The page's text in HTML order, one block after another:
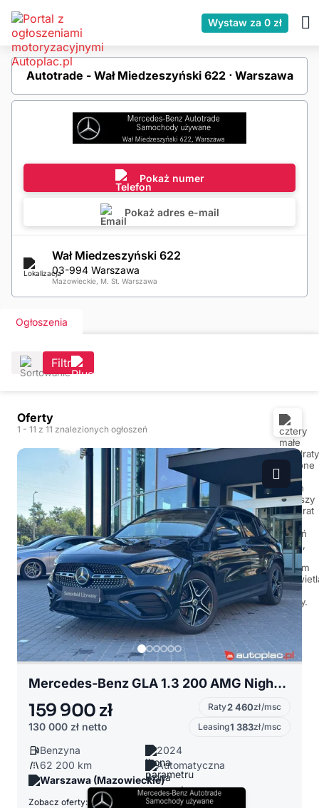
Wystaw za 0 zł
Autotrade - Wał Miedzeszyński 622 ⋅ Warszawa
Pokaż numer
Pokaż adres e-mail
Wał Miedzeszyński 622
03-994 Warszawa
Mazowieckie, M. St. Warszawa
Ogłoszenia
Filtr
Oferty
1 - 11 z 11 znalezionych ogłoszeń
Mercedes-Benz GLA 1.3 200 AMG Night Pakiet/Kamera/Led/Salon PL
159 900 zł
130 000 zł netto
Raty2 460zł/msc
Leasing1 383zł/msc
Benzyna
2024
62 200 km
Automatyczna
Warszawa (Mazowieckie)
Zobacz oferty: